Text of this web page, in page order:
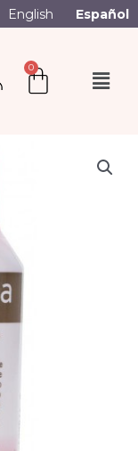
English Español
0